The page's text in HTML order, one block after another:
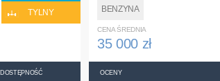
TYLNY
DOSTĘPNOŚĆ
BENZYNA
CENA ŚREDNIA
35 000 zł
OCENY